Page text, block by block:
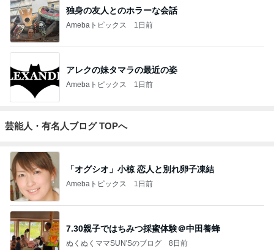
独身の友人とのホラーな会話
Amebaトピックス 1日前
アレクの妹タマラの最近の姿
Amebaトピックス 1日前
芸能人・有名人ブログ TOPへ
「オグシオ」小椋 恋人と別れ卵子凍結
Amebaトピックス 1日前
7.30親子ではちみつ採蜜体験＠中田養蜂
ぬくぬくママSUN'Sのブログ 8日前